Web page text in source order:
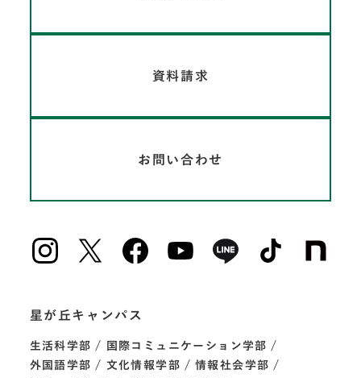
資料請求
お問い合わせ
星が丘キャンパス
生活科学部
国際コミュニケーション学部
外国語学部
文化情報学部
情報社会学部